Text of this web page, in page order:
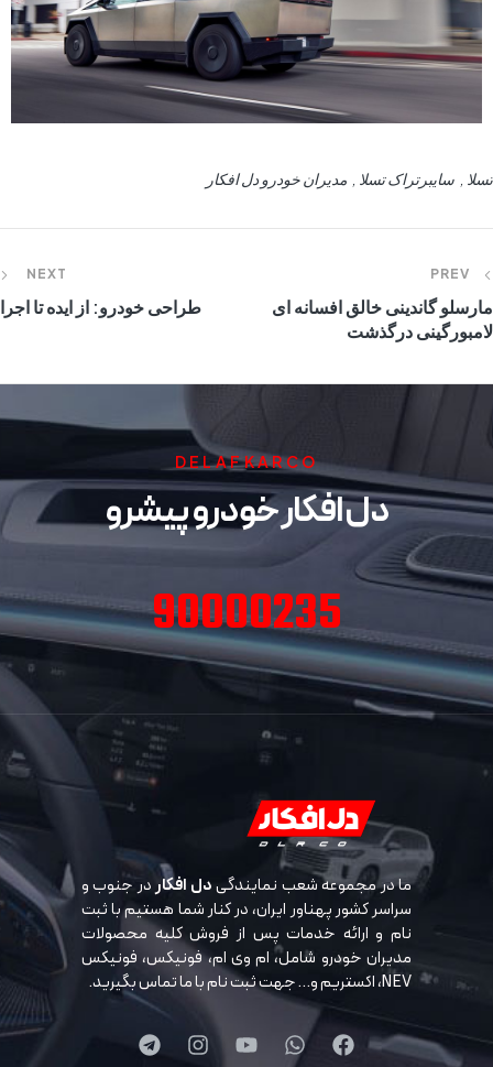
تسلا سایبرتراک تسلا مدیران خودرو دل افکار
PREV
مارسلو گاندینی خالق افسانه ای
لامبورگینی درگذشت
NEXT
طراحی خودرو: از ایده تا اجرا
DELAFKARCO
دل افکار خودرو پیشرو
90000235
ما در مجموعه شعب نمایندگیدل افکاردر جنوب و
سراسر کشور پهناور ایران، در کنار شما هستیم با ثبت
نام و ارائه خدمات پس از فروش کلیه محصولات
مدیران خودرو شامل، ام وی ام، فونیکس، فونیکس
NEV، اکستریم و… جهت ثبت نام با ما تماس بگیرید.